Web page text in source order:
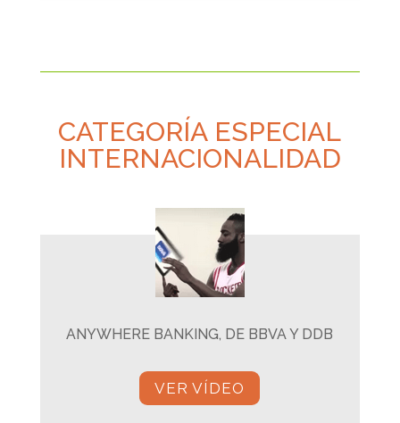
CATEGORÍA ESPECIAL
INTERNACIONALIDAD
ANYWHERE BANKING, DE BBVA Y DDB
VER VÍDEO